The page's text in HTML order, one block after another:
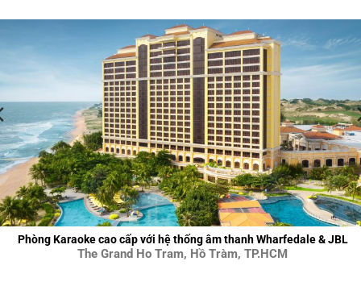
Phòng Karaoke cao cấp với hệ thống âm thanh Wharfedale & JBL
The Grand Ho Tram, Hồ Tràm, TP.HCM